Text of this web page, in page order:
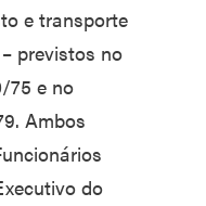
e transporte
previstos no
75 e no
Ambos
do